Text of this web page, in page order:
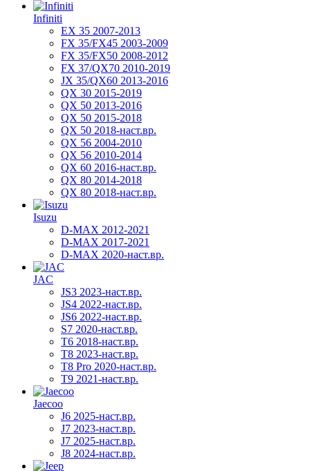
Infiniti
EX 35 2007-2013
FX 35/FX45 2003-2009
FX 35/FX50 2008-2012
FX 37/QX70 2010-2019
JX 35/QX60 2013-2016
QX 30 2015-2019
QX 50 2013-2016
QX 50 2015-2018
QX 50 2018-наст.вр.
QX 56 2004-2010
QX 56 2010-2014
QX 60 2016-наст.вр.
QX 80 2014-2018
QX 80 2018-наст.вр.
Isuzu
D-MAX 2012-2021
D-MAX 2017-2021
D-MAX 2020-наст.вр.
JAC
JS3 2023-наст.вр.
JS4 2022-наст.вр.
JS6 2022-наст.вр.
S7 2020-наст.вр.
T6 2018-наст.вр.
T8 2023-наст.вр.
T8 Pro 2020-наст.вр.
T9 2021-наст.вр.
Jaecoo
J6 2025-наст.вр.
J7 2023-наст.вр.
J7 2025-наст.вр.
J8 2024-наст.вр.